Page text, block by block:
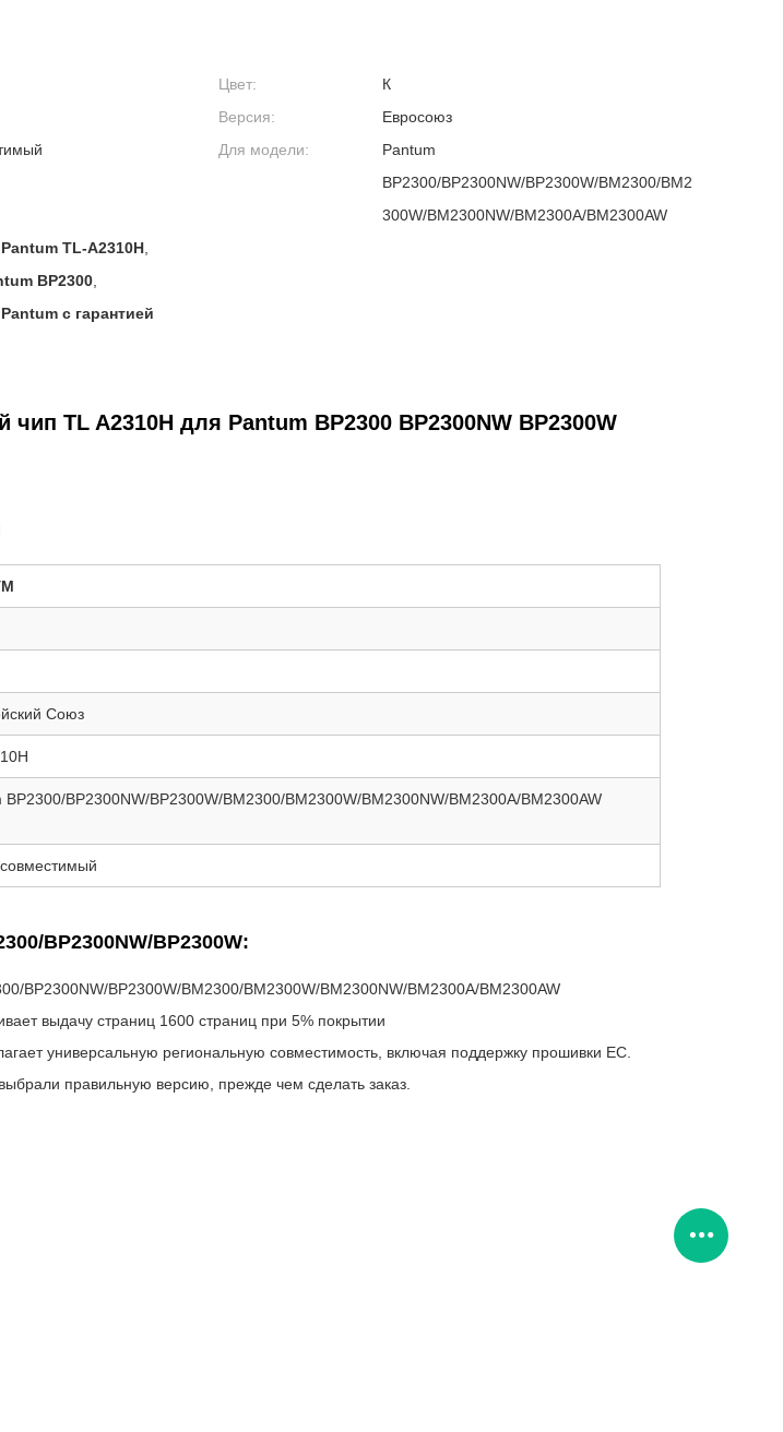
Цвет:
К
Версия:
Евросоюз
Для модели:
Pantum
BP2300/BP2300NW/BP2300W/BM2300/BM2
300W/BM2300NW/BM2300A/BM2300AW
TL-A2310H
BP2300
с гарантией
TL A2310H для Pantum BP2300 BP2300NW BP2300W
Союз
BP2300/BP2300NW/BP2300W/BM2300/BM2300W/BM2300NW/BM2300A/BM2300AW
BP2300NW/BP2300W:
BP2300NW/BP2300W/BM2300/BM2300W/BM2300NW/BM2300A/BM2300AW
выдачу страниц 1600 страниц при 5% покрытии
универсальную региональную совместимость, включая поддержку прошивки ЕС.
правильную версию, прежде чем сделать заказ.